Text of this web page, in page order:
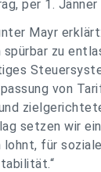
per 1.
Mayr
zu
von
setzen wir
lohnt, für